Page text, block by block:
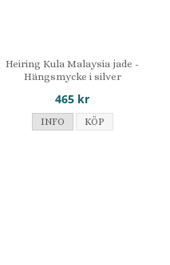
Heiring Kula Malaysia jade -
Hängsmycke i silver
465 kr
INFO KÖP